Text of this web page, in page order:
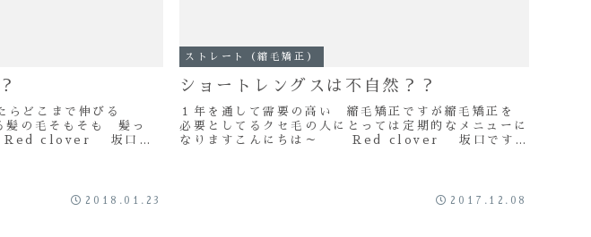
らどこまで伸びる
髪の毛そもそも 髪っ
clover 坂口で
2018.01.23
ストレート（縮毛矯正）
ショートレングスは不自然？？
１年を通して需要の高い 縮毛矯正ですが縮毛矯正を
必要としてるクセ毛の人にとっては定期的なメニューに
なりますこんにちは～ Red clover 坂口ですだ
2017.12.08